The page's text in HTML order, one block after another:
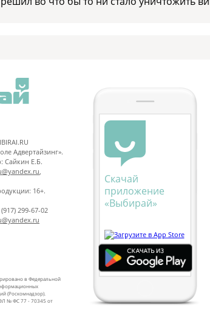
Адвертайзинг».
Сайкин Е.Б.
16+.
299-67-02
в Федеральной
(Роскомнадзор).
№ ФС 77 - 70345 от
Скачай
приложение
«Выбирай»